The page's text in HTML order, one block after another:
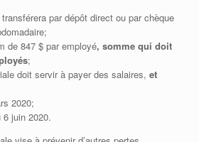
transférera par dépôt direct ou par chèque
de 847 $ par employé, somme qui doit
;
doit servir à payer des salaires, et
2020;
6 juin 2020.